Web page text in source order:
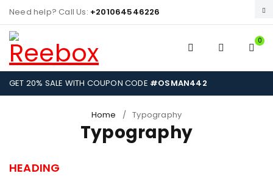
Need help? Call Us: +201064546226
0
GET 20% SALE WITH COUPON CODE #OSMAN442
Home / Typography
Typography
HEADING